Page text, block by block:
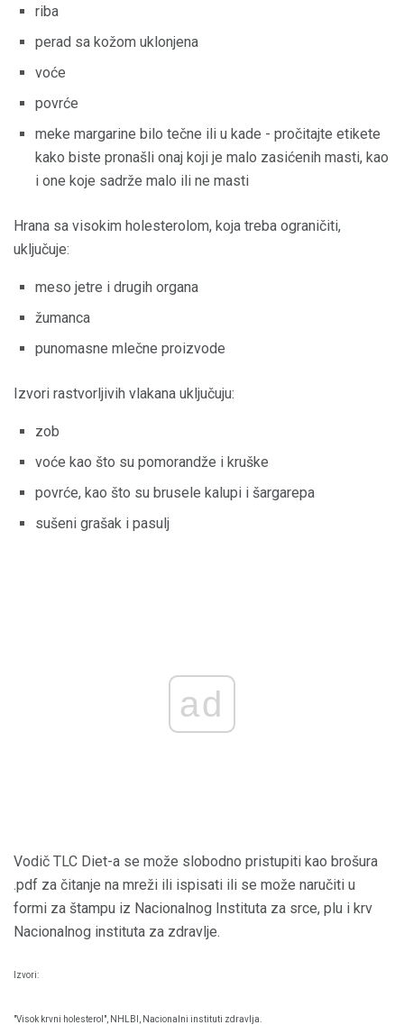
riba
perad sa kožom uklonjena
voće
povrće
meke margarine bilo tečne ili u kade - pročitajte etikete
kako biste pronašli onaj koji je malo zasićenih masti, kao
i one koje sadrže malo ili ne masti
Hrana sa visokim holesterolom, koja treba ograničiti,
uključuje:
meso jetre i drugih organa
žumanca
punomasne mlečne proizvode
Izvori rastvorljivih vlakana uključuju:
zob
voće kao što su pomorandže i kruške
povrće, kao što su brusele kalupi i šargarepa
sušeni grašak i pasulj
ad
Vodič TLC Diet-a se može slobodno pristupiti kao brošura
.pdf za čitanje na mreži ili ispisati ili se može naručiti u
formi za štampu iz Nacionalnog Instituta za srce, plu i krv
Nacionalnog instituta za zdravlje.
Izvori:
"Visok krvni holesterol", NHLBI, Nacionalni instituti zdravlja.